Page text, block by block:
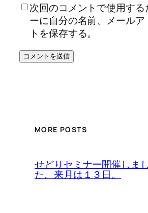
次回のコメントで使用す
ーに自分の名前、メールア
トを保存する。
MORE POSTS
せどりセミナー開催しまし
た。来月は１３日。